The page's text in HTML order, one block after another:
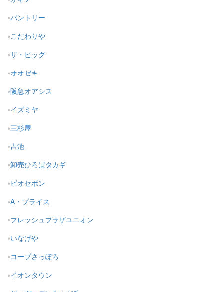
パントリー
こだわりや
ザ・ビッグ
オオゼキ
阪急オアシス
イズミヤ
三杉屋
吉池
卸売ひろばタカギ
ビオセボン
A・プライス
フレッシュプラザユニオン
いなげや
コープさっぽろ
イオンタウン